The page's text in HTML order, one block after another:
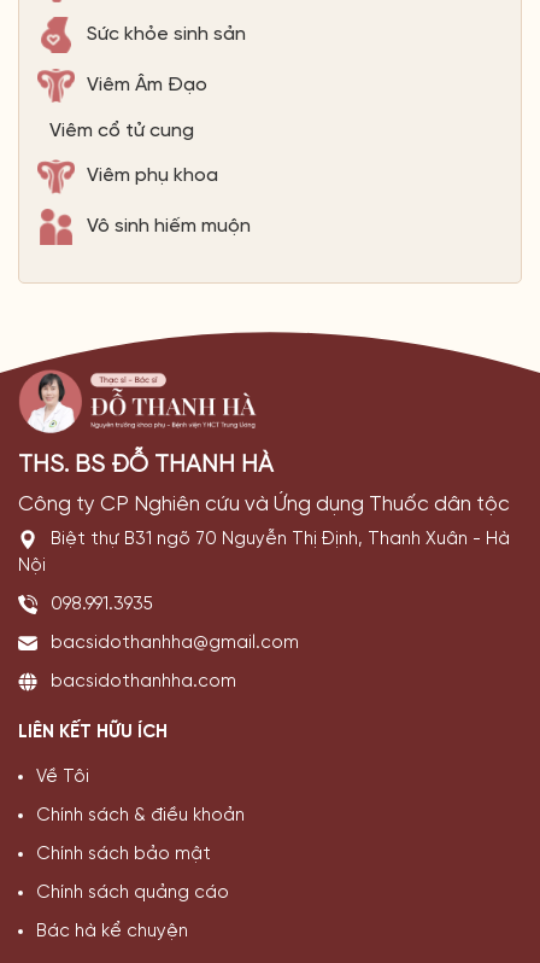
Sức khỏe sinh sản
Viêm Âm Đạo
Viêm cổ tử cung
Viêm phụ khoa
Vô sinh hiếm muộn
THS. BS ĐỖ THANH HÀ
Công ty CP Nghiên cứu và Ứng dụng Thuốc dân tộc
Biệt thự B31 ngõ 70 Nguyễn Thị Định, Thanh Xuân - Hà
Nội
098.991.3935
bacsidothanhha@gmail.com
bacsidothanhha.com
LIÊN KẾT HỮU ÍCH
Về Tôi
Chính sách & điều khoản
Chính sách bảo mật
Chính sách quảng cáo
Bác hà kể chuyện